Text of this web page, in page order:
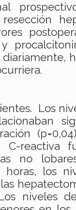
y
Los
C-reactiva
no
los
niveles